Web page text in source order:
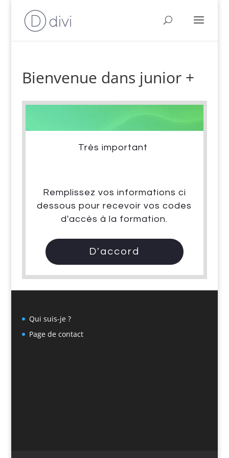
Bienvenue dans junior +
Très important
Remplissez vos informations ci
dessous pour recevoir vos codes
d'accès à la formation.
D'accord
Qui suis-je ?
Page de contact